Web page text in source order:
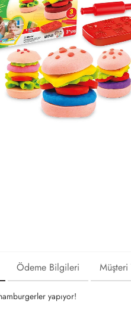
Ödeme Bilgileri Müşteri
yapıyor!